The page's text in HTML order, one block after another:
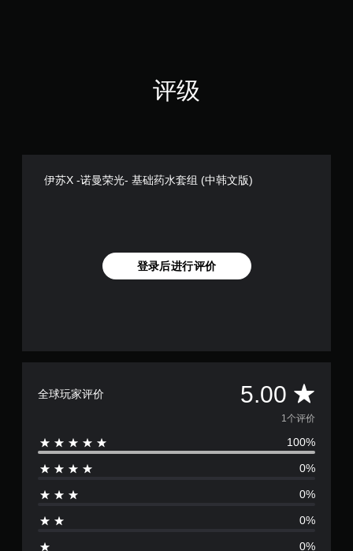
评级
伊苏X -诺曼荣光- 基础药水套组 (中韩文版)
登录后进行评价
全球玩家评价 5.00 平
均
评
价
颗
1个评价
100%
0%
0%
0%
0%